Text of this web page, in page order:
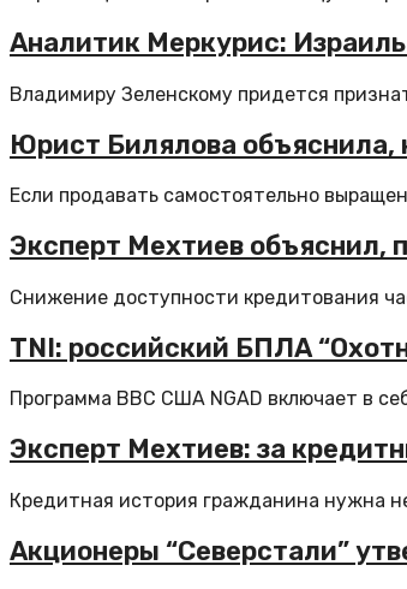
Аналитик Меркурис:
Владимиру Зеленскому придется
Юрист Билялова объяснила,
Если продавать самостоятельно
Эксперт Мехтиев объяснил,
Снижение доступности кредитования
TNI: российский БПЛА
Программа ВВС США NGAD включает в
Эксперт Мехтиев: за
Кредитная история гражданина нужна
Акционеры “Северстали”